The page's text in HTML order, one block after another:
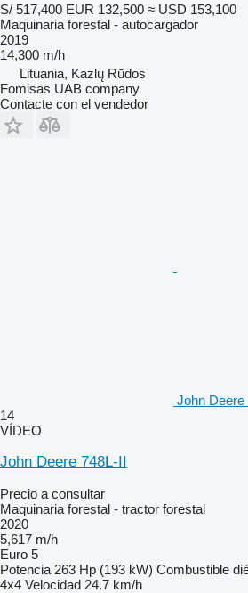
S/ 517,400 EUR 132,500 ≈ USD 153,100
Maquinaria forestal - autocargador
2019
14,300 m/h
Lituania, Kazlų Rūdos
Fomisas UAB company
Contacte con el vendedor
John Deere
14
VÍDEO
John Deere 748L-II
Precio a consultar
Maquinaria forestal - tractor forestal
2020
5,617 m/h
Euro 5
Potencia 263 Hp (193 kW) Combustible
4x4 Velocidad 24.7 km/h